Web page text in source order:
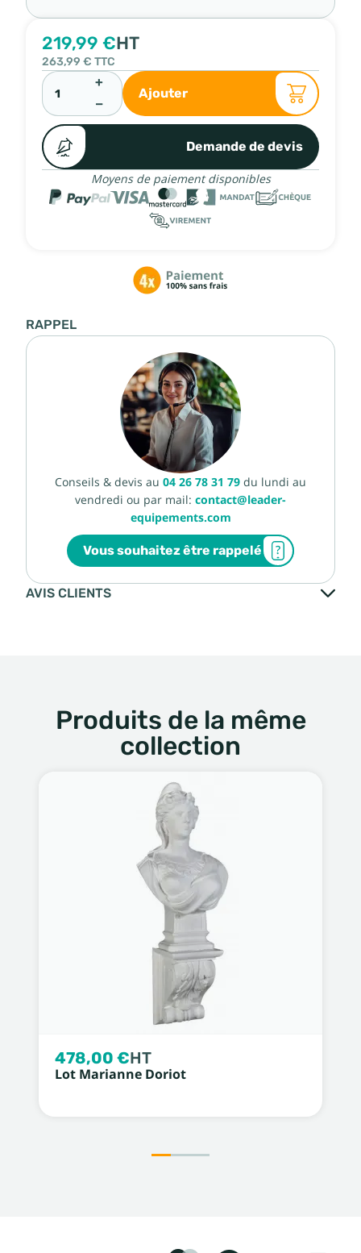
219,99 €HT
263,99 € TTC
+
−
Ajouter
Demande de devis
Moyens de paiement disponibles
RAPPEL
Conseils & devis au 04 26 78 31 79 du lundi au
vendredi ou par mail: contact@leader-
equipements.com
Vous souhaitez être rappelé
AVIS CLIENTS
Produits de la même
collection
478,00 €HT
Lot Marianne Doriot